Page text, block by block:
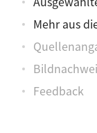
Mehr aus
Feedback